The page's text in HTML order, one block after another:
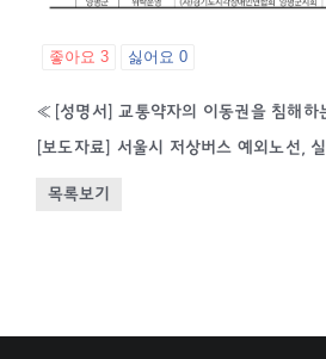
좋아요 3 싫어요0
«
목록보기